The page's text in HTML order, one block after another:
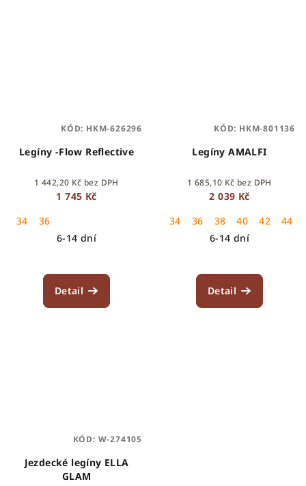
Legíny -Flow Reflective
1 442,20 Kč bez DPH
1 745 Kč
34
36
6-14 dní
Detail
KÓD: HKM-626296
Legíny AMALFI
1 685,10 Kč bez DPH
2 039 Kč
34
36 38 40 42 44
6-14 dní
Detail
KÓD: HKM-801136
Jezdecké legíny ELLA
GLAM
KÓD: W-274105